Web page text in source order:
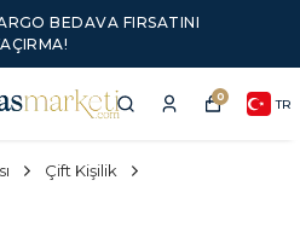
BEDAVA FIRSATINI
0 TR
Çift Kişilik